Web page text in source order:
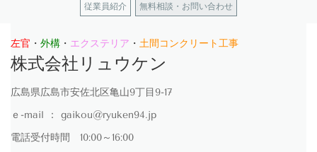
従業員紹介 無料相談・お問い合わせ
左官 ・ 外構 ・ エクステリア ・ 土間コンクリート工事
株式会社リュウケン
広島県広島市安佐北区亀山9丁目9-17
ｅ-mail ： gaikou@ryuken94.jp
電話受付時間 10:00～16:00